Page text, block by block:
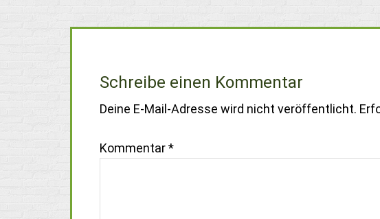
Schreibe einen Kommentar
Deine E-Mail-Adresse wird nicht veröffentlicht.
Kommentar*